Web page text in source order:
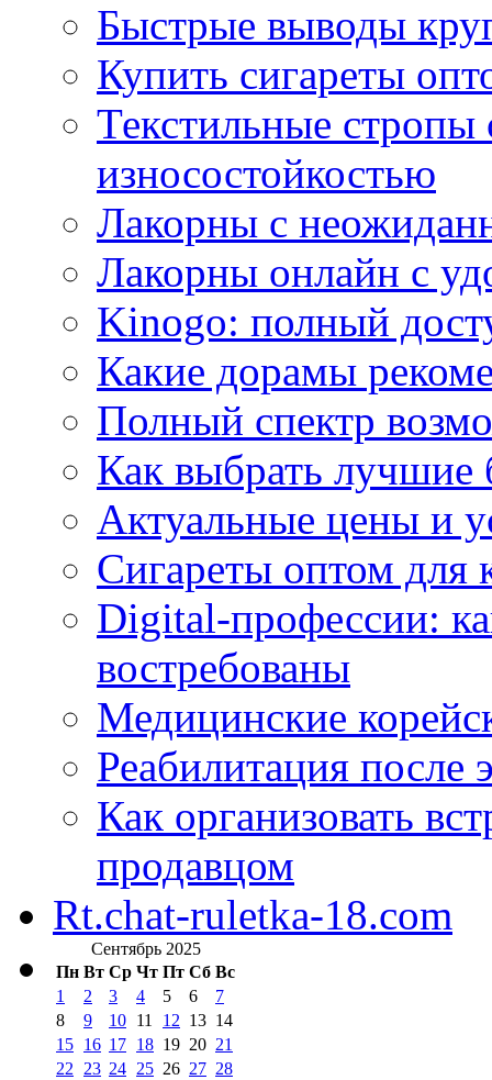
Быстрые выводы
Купить сигареты
Текстильные
износостойкостью
Лакорны с
Лакорны онлайн с
Kinogo: полный
Какие дорамы
Полный спектр
Как выбрать
Актуальные цены и
Сигареты оптом для
Digital-профессии:
востребованы
Медицинские
Реабилитация после
Как организовать
продавцом
Rt.chat-ruletka-18.com
Сентябрь 2025
Пн Вт Ср Чт Пт Сб Вс
1 2 3 4 5 6
7
8
9 10 11 12 13 14
15 16 17 18 19 20 21
22
23 24 25 26 27 28